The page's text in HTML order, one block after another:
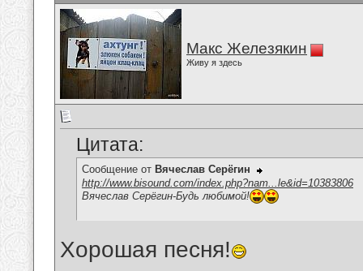
Макс Железякин
Живу я здесь
Цитата:
Сообщение от Вячеслав Серёгин
http://www.bisound.com/index.php?nam...le&id=10383806
Вячеслав Серёгин-Будь любимой!
Хорошая песня!